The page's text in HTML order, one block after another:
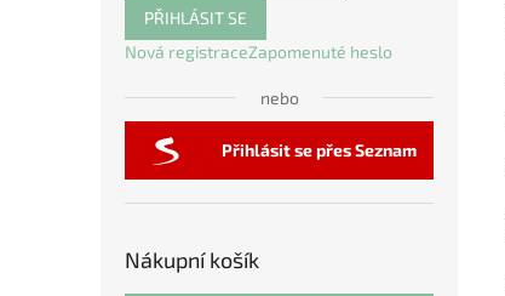
PŘIHLÁSIT SE
Nová registraceZapomenuté heslo
nebo
Přihlásit se přes Seznam
Nákupní košík